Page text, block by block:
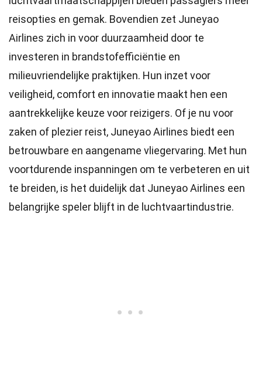
reisopties en gemak. Bovendien zet Juneyao
Airlines zich in voor duurzaamheid door te
investeren in brandstofefficiëntie en
milieuvriendelijke praktijken. Hun inzet voor
veiligheid, comfort en innovatie maakt hen een
aantrekkelijke keuze voor reizigers. Of je nu voor
zaken of plezier reist, Juneyao Airlines biedt een
betrouwbare en aangename vliegervaring. Met hun
voortdurende inspanningen om te verbeteren en uit
te breiden, is het duidelijk dat Juneyao Airlines een
belangrijke speler blijft in de luchtvaartindustrie.